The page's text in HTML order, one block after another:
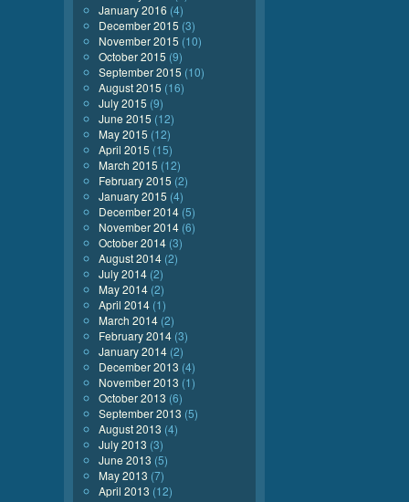
January 2016 (4)
December 2015 (3)
November 2015 (10)
October 2015 (9)
September 2015 (10)
August 2015 (16)
July 2015 (9)
June 2015 (12)
May 2015 (12)
April 2015 (15)
March 2015 (12)
February 2015 (2)
January 2015 (4)
December 2014 (5)
November 2014 (6)
October 2014 (3)
August 2014 (2)
July 2014 (2)
May 2014 (2)
April 2014 (1)
March 2014 (2)
February 2014 (3)
January 2014 (2)
December 2013 (4)
November 2013 (1)
October 2013 (6)
September 2013 (5)
August 2013 (4)
July 2013 (3)
June 2013 (5)
May 2013 (7)
April 2013 (12)